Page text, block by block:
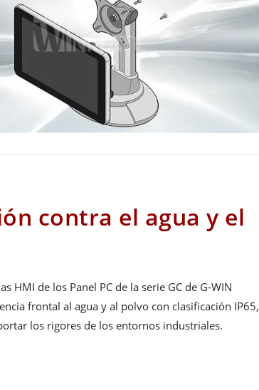
contra el agua y el
HMI de los Panel PC de la serie GC de G-WIN
frontal al agua y al polvo con clasificación IP65,
los rigores de los entornos industriales.